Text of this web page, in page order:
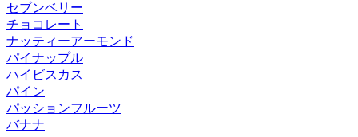
セブンベリー
チョコレート
ナッティーアーモンド
パイナップル
ハイビスカス
パイン
パッションフルーツ
バナナ